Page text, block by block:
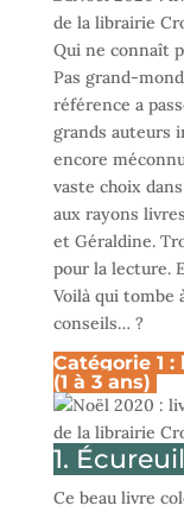
Qui ne connaît
Pas grand-
référence a
grands auteurs
encore
vaste choix
aux rayons
et Géraldine.
pour la lecture.
Voilà qui tombe
conseils… ?
Catégorie 1
(1 à 3 ans)
1. Écureuil
Ce beau livre